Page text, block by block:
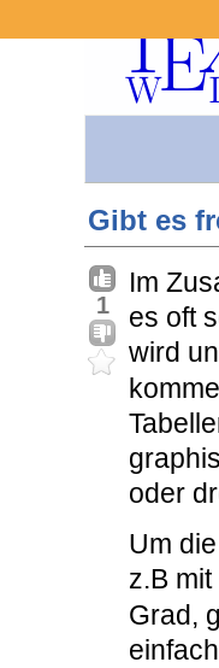
Gibt es
1
Im
es oft
wird
oder
Um
z.B mit
Grad,